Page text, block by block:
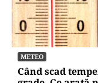
METEO
Când scad